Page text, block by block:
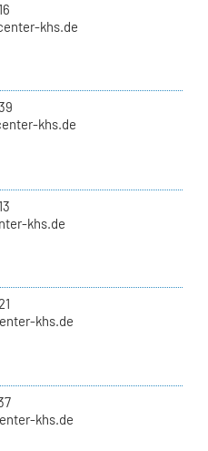
khs.de
khs.de
khs.de
khs.de
khs.de